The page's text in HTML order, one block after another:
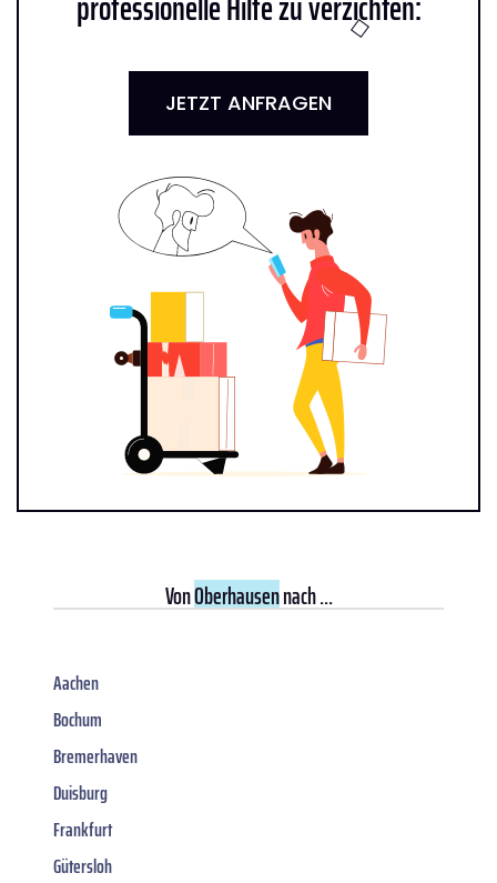
JETZT ANFRAGEN
VonOberhausennach ...
Aachen
Bochum
Bremerhaven
Duisburg
Frankfurt
Gütersloh